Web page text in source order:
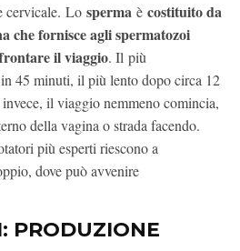
cervicale. Lo sperma è costituito da
che fornisce agli spermatozoi
il viaggio. Il più
45 minuti, il più lento dopo circa 12
il viaggio nemmeno comincia,
della vagina o strada facendo.
più esperti riescono a
dove può avvenire
PRODUZIONE